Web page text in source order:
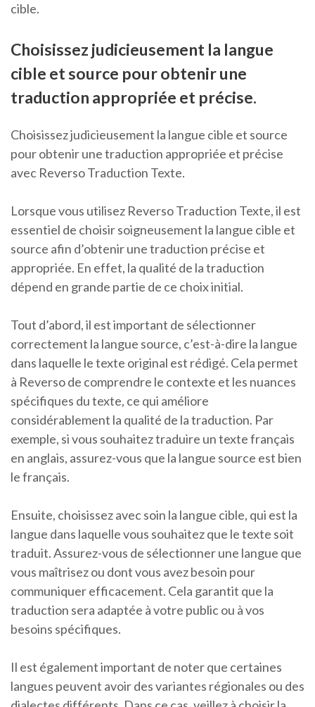
cible.
Choisissez judicieusement la langue
cible et source pour obtenir une
traduction appropriée et précise.
Choisissez judicieusement la langue cible et source
pour obtenir une traduction appropriée et précise
avec Reverso Traduction Texte.
Lorsque vous utilisez Reverso Traduction Texte, il est
essentiel de choisir soigneusement la langue cible et
source afin d’obtenir une traduction précise et
appropriée. En effet, la qualité de la traduction
dépend en grande partie de ce choix initial.
Tout d’abord, il est important de sélectionner
correctement la langue source, c’est-à-dire la langue
dans laquelle le texte original est rédigé. Cela permet
à Reverso de comprendre le contexte et les nuances
spécifiques du texte, ce qui améliore
considérablement la qualité de la traduction. Par
exemple, si vous souhaitez traduire un texte français
en anglais, assurez-vous que la langue source est bien
le français.
Ensuite, choisissez avec soin la langue cible, qui est la
langue dans laquelle vous souhaitez que le texte soit
traduit. Assurez-vous de sélectionner une langue que
vous maîtrisez ou dont vous avez besoin pour
communiquer efficacement. Cela garantit que la
traduction sera adaptée à votre public ou à vos
besoins spécifiques.
Il est également important de noter que certaines
langues peuvent avoir des variantes régionales ou des